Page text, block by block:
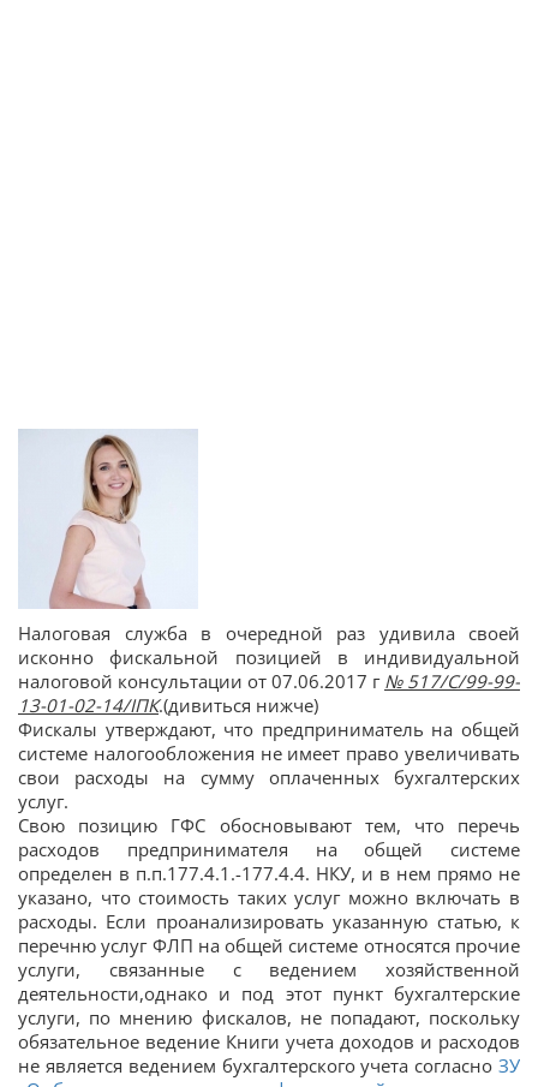
Налоговая служба в очередной раз удивила своей
исконно фискальной позицией в индивидуальной
налоговой консультации от 07.06.2017 г № 517/С/99-99-
13-01-02-14/ІПК.(дивиться нижче)
Фискалы утверждают, что предприниматель на общей
системе налогообложения не имеет право увеличивать
свои расходы на сумму оплаченных бухгалтерских
услуг.
Свою позицию ГФС обосновывают тем, что перечь
расходов предпринимателя на общей системе
определен в п.п.177.4.1.-177.4.4. НКУ, и в нем прямо не
указано, что стоимость таких услуг можно включать в
расходы. Если проанализировать указанную статью, к
перечню услуг ФЛП на общей системе относятся прочие
услуги, связанные с ведением хозяйственной
деятельности,однако и под этот пункт бухгалтерские
услуги, по мнению фискалов, не попадают, поскольку
обязательное ведение Книги учета доходов и расходов
не является ведением бухгалтерского учета согласно ЗУ